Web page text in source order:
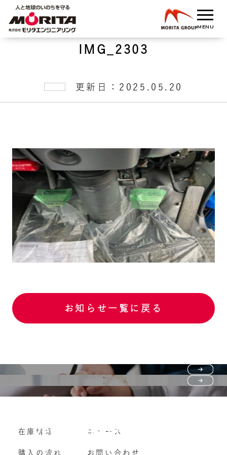
IMG_2303
更新日：2025.05.20
お知らせ一覧に戻る
購入の流れ
よくいただくご質問
Vehicle purchase
車両買い取り
在庫情報
購入の流れ
ニュース
お問い合わせ